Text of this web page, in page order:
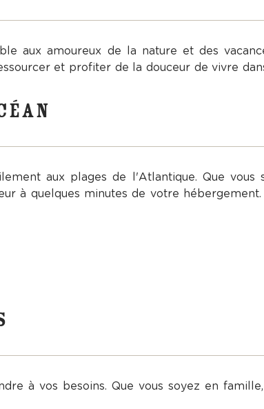
aux amoureux de la nature et des
et profiter de la douceur de vivre
aux plages de l'Atlantique. Que vous
à quelques minutes de votre hébergement.
à vos besoins. Que vous soyez en